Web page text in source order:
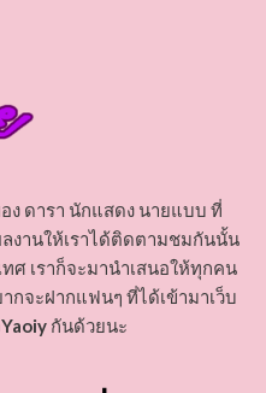
ง ดารา นักแสดง นายแบบ ที่
งานให้เราได้ติดตามชมกันนั้น
ทศ เราก็จะมานำเสนอให้ทุกคน
กจะฝากแฟนๆ ที่ได้เข้ามาเว็บ
Yaoiyกันด้วยนะ